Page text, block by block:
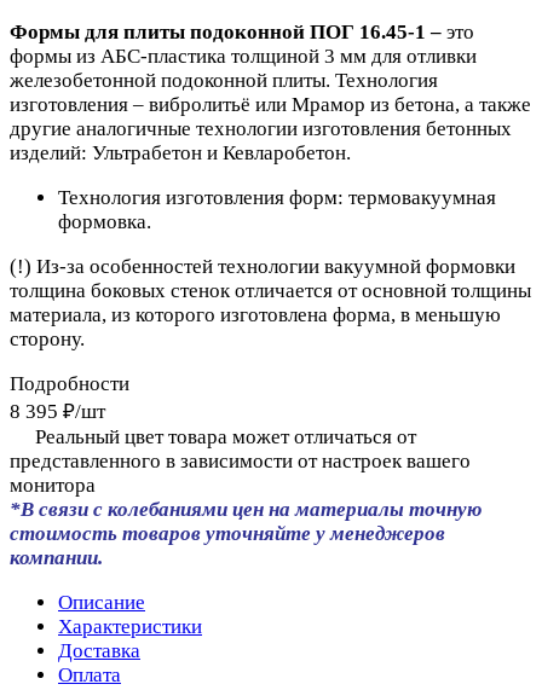
Формы для плиты подоконной ПОГ 16.45-1 – это
формы из АБС-пластика толщиной 3 мм для отливки
железобетонной подоконной плиты. Технология
изготовления – вибролитьё или Мрамор из бетона, а также
другие аналогичные технологии изготовления бетонных
изделий: Ультрабетон и Кевларобетон.
Технология изготовления форм: термовакуумная
формовка.
(!) Из-за особенностей технологии вакуумной формовки
толщина боковых стенок отличается от основной толщины
материала, из которого изготовлена форма, в меньшую
сторону.
Подробности
8 395 ₽/шт
Реальный цвет товара может отличаться от
представленного в зависимости от настроек вашего
монитора
*В связи с колебаниями цен на материалы точную
стоимость товаров уточняйте у менеджеров
компании.
Описание
Характеристики
Доставка
Оплата